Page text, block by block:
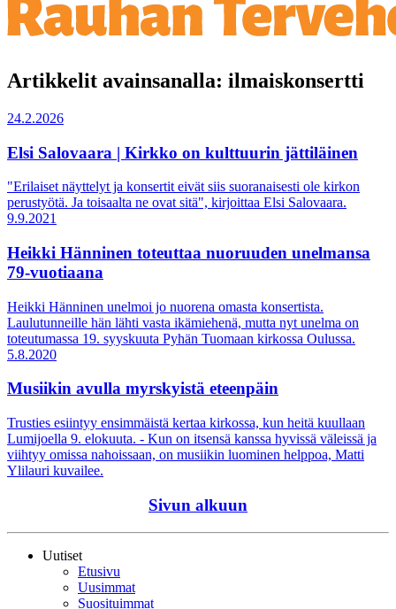
Artikkelit avainsanalla: ilmaiskonsertti
24.2.2026
Elsi Salovaara | Kirkko on kulttuurin jättiläinen
"Erilaiset näyttelyt ja konsertit eivät siis suoranaisesti ole kirkon
perustyötä. Ja toisaalta ne ovat sitä", kirjoittaa Elsi Salovaara.
9.9.2021
Heikki Hänninen toteuttaa nuoruuden unelmansa
79-vuotiaana
Heikki Hänninen unelmoi jo nuorena omasta konsertista.
Laulutunneille hän lähti vasta ikämiehenä, mutta nyt unelma on
toteutumassa 19. syyskuuta Pyhän Tuomaan kirkossa Oulussa.
5.8.2020
Musiikin avulla myrskyistä eteenpäin
Trusties esiintyy ensimmäistä kertaa kirkossa, kun heitä kuullaan
Lumijoella 9. elokuuta. - Kun on itsensä kanssa hyvissä väleissä ja
viihtyy omissa nahoissaan, on musiikin luominen helppoa, Matti
Ylilauri kuvailee.
Sivun alkuun
Uutiset
Etusivu
Uusimmat
Suosituimmat